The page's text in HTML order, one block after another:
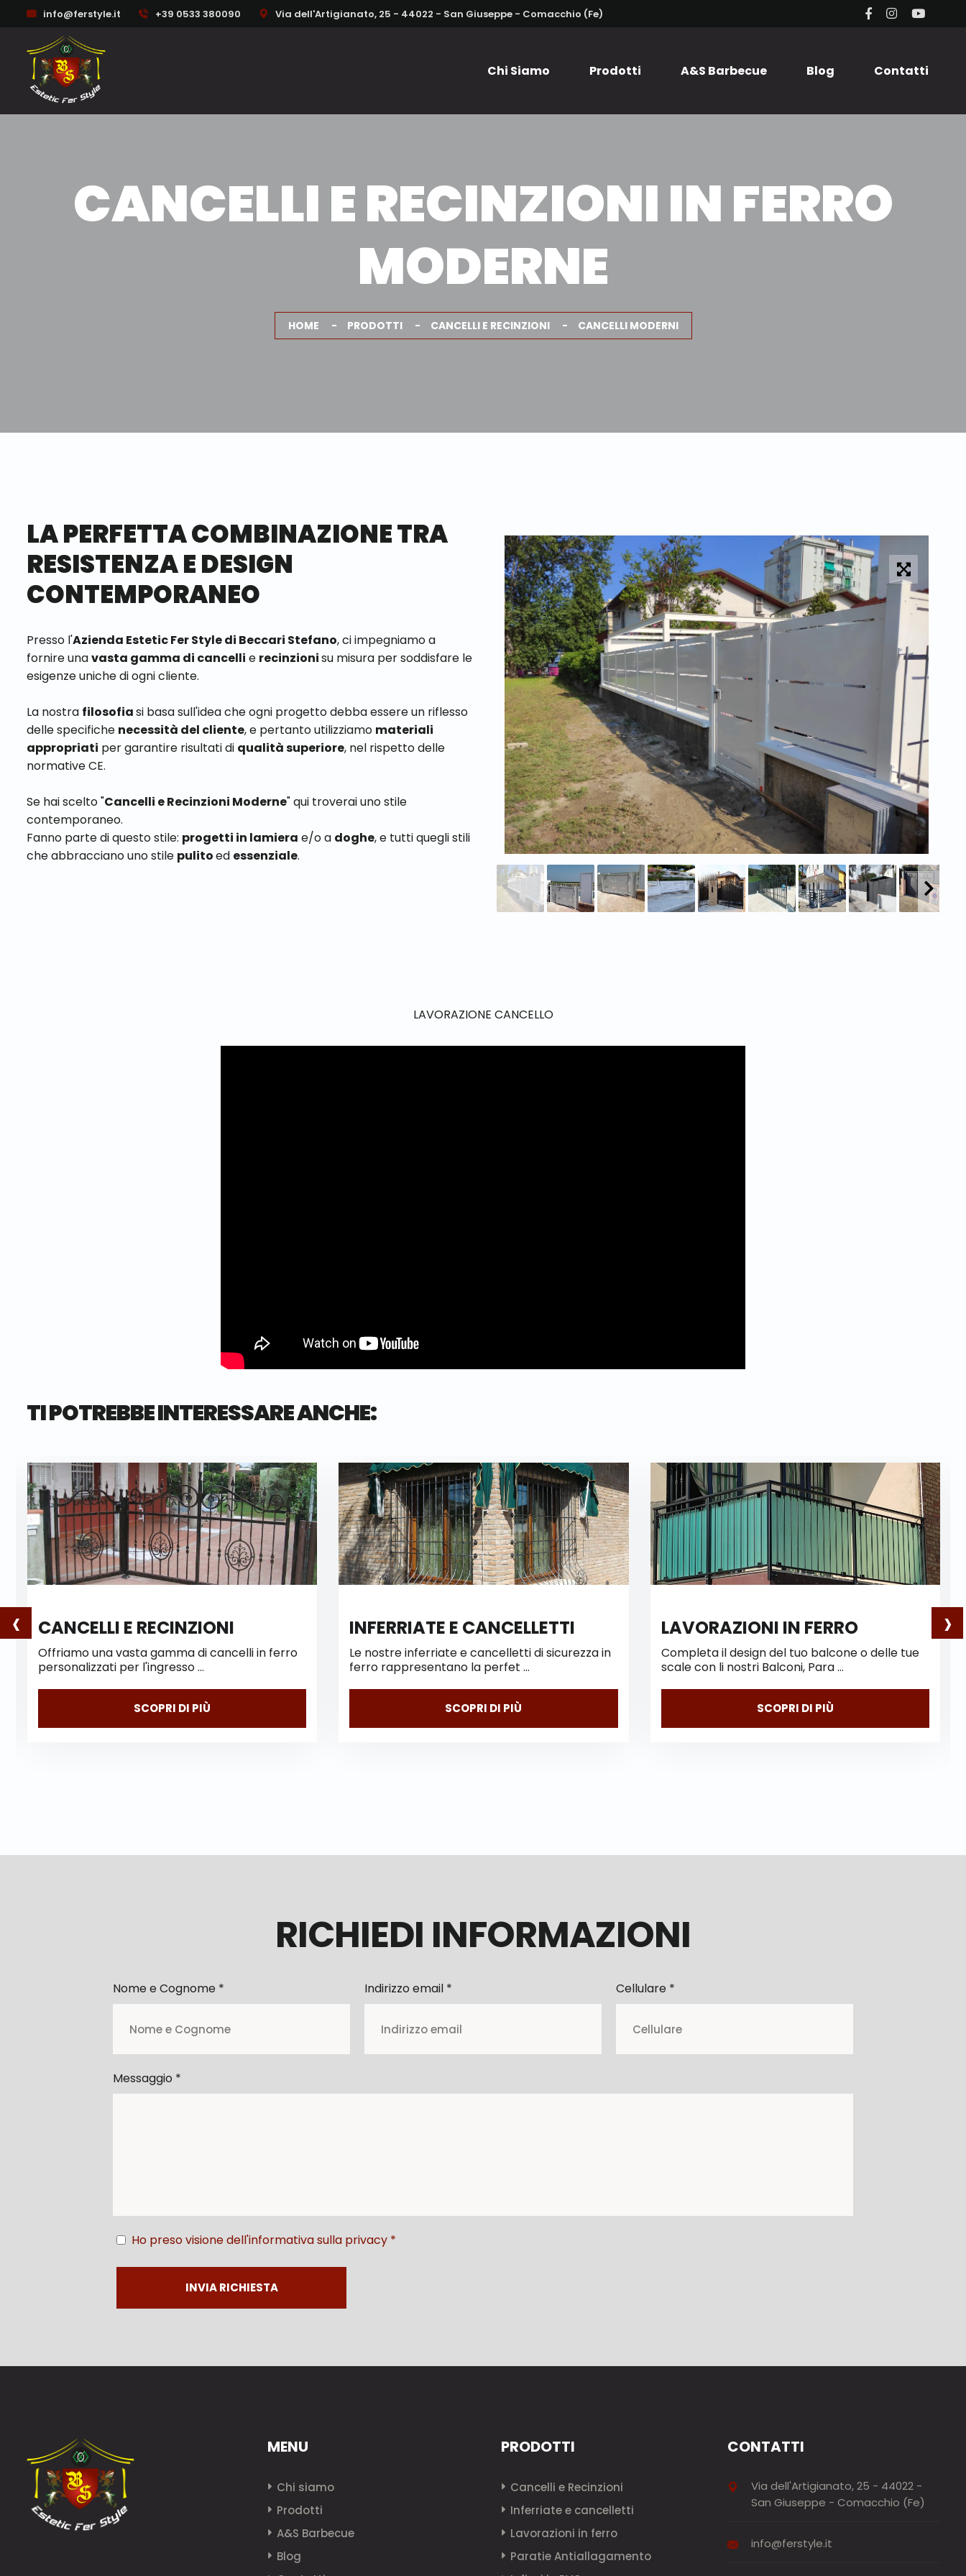
info@ferstyle.it +39 0533 380090 Via dell'Artigianato, 25 - 44022 - San Giuseppe - Comacchio (Fe)
Chi Siamo Prodotti A&S Barbecue Blog Contatti
CANCELLI E RECINZIONI IN FERRO
MODERNE
HOME PRODOTTI CANCELLI E RECINZIONI CANCELLI MODERNI
LA PERFETTA COMBINAZIONE TRA
RESISTENZA E DESIGN
CONTEMPORANEO
Presso l'Azienda Estetic Fer Style di Beccari Stefano, ci impegniamo a
fornire unavasta gamma di cancelli e recinzionisu misura per soddisfare le
esigenze uniche di ogni cliente.
La nostra filosofiasi basa sull'idea che ogni progetto debba essere un riflesso
delle specifiche necessità del cliente, e pertanto utilizziamo materiali
appropriati per garantire risultati di qualità superiore, nel rispetto delle
normative CE.
Se hai scelto "Cancelli e Recinzioni Moderne" qui troverai uno stile
contemporaneo.
Fanno parte di questo stile: progetti in lamiera e/o a doghe, e tutti quegli stili
che abbracciano uno stile pulitoed essenziale.
LAVORAZIONE CANCELLO
TI POTREBBE INTERESSARE ANCHE:
gamma di cancelli in ferro
…
INFERRIATE E CANCELLETTI
Le nostre inferriate e cancelletti di sicurezza in
ferro rappresentano la perfet …
LAVORAZIONI IN FERRO
Completa il design del tuo balcone o delle tue
scale con li nostri Balconi, Para …
PARATIE
Le nostre paratie
rappresentano la
‹ ›
RICHIEDI INFORMAZIONI
Nome e Cognome * Indirizzo email * Cellulare *
Messaggio *
Ho preso visione dell'informativa sulla privacy *
INVIA RICHIESTA
MENU
Chi siamo
Prodotti
A&S Barbecue
Blog
PRODOTTI
Cancelli e Recinzioni
Inferriate e cancelletti
Lavorazioni in ferro
Paratie Antiallagamento
CONTATTI
Via dell'Artigianato, 25 - 44022 -
San Giuseppe - Comacchio (Fe)
info@ferstyle.it